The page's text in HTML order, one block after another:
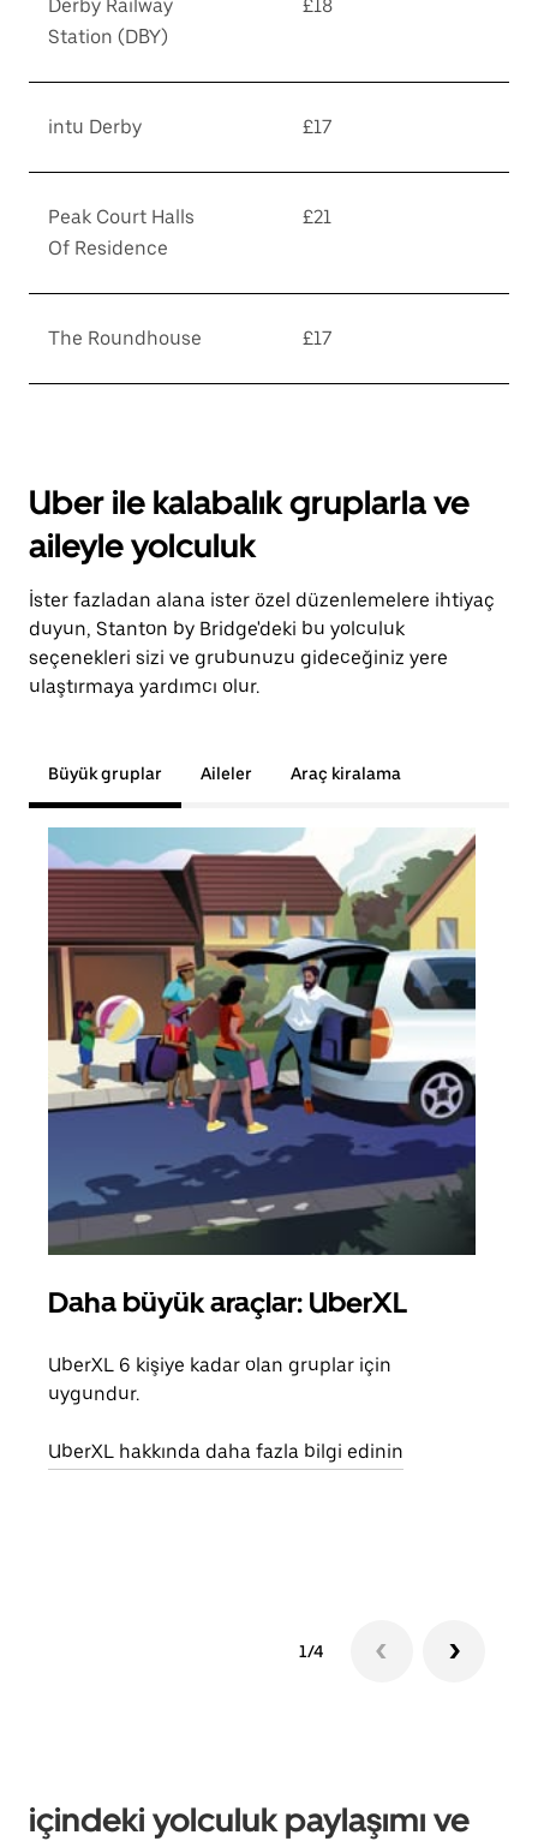
Derby Railway
Station (DBY)
£18
intu Derby £17
Peak Court Halls
Of Residence
£21
The Roundhouse £17
Uber ile kalabalık gruplarla ve
aileyle yolculuk
İster fazladan alana ister özel düzenlemelere ihtiyaç
duyun, Stanton by Bridge'deki bu yolculuk
seçenekleri sizi ve grubunuzu gideceğiniz yere
ulaştırmaya yardımcı olur.
Büyük gruplar Aileler Araç kiralama
Daha büyük araçlar: UberXL
UberXL 6 kişiye kadar olan gruplar için
uygundur.
UberXL hakkında daha fazla bilgi edinin
1/4
içindeki yolculuk paylaşımı ve